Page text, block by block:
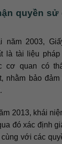
quyền sử
năm 2003,
là tài liệu pháp
cơ quan có
nhằm bảo
2013, khái
đó xác định
với các